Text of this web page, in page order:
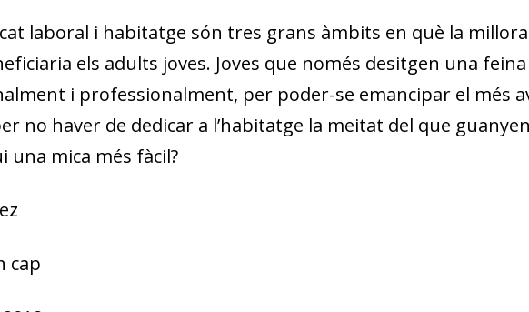
in a new window)
window)
laboral i habitatge són tres grans àmbits en què la
els adults joves. Joves que només desitgen una
i professionalment, per poder-se emancipar el més
no haver de dedicar a l’habitatge la meitat del que
una mica més fàcil?
cap